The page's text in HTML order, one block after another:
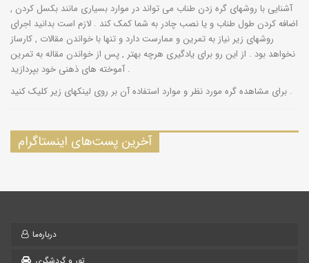
آشنایی با روشهای گره زدن طناب می تواند در موارد بسیاری مانند بکسل کردن ,
اضافه کردن طول طناب و یا نصب چادر به شما کمک کند . لازم است بدانید اجرای
روشهای زیر نیاز به تمرین و ممارست دارد و تنها با خواندن مقالات , کارساز
نخواهد بود . از این رو برای یادگیری هرچه بهتر , پس از خواندن مقاله به تمرین
آموخته های ذهنی خود بپردازید .
برای مشاهده گره مورد نظر و موارد استفاده آن بر روی لینکهای زیر کلیک کنید .
آخرین پست‌های اینستاگرام
درباره‌ما